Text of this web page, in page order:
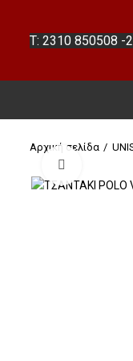
T: 2310 850508 -
Αρχική σελίδα